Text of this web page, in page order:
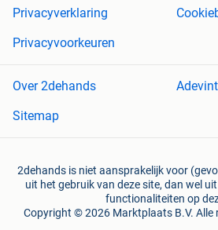
Privacyverklaring
Privacyvoorkeuren
Over 2dehands
Sitemap
2dehands is niet aansprakelijk voor
uit het gebruik van deze site, dan wel
functionaliteiten op
Copyright © 2026 Marktplaats B.V. Alle